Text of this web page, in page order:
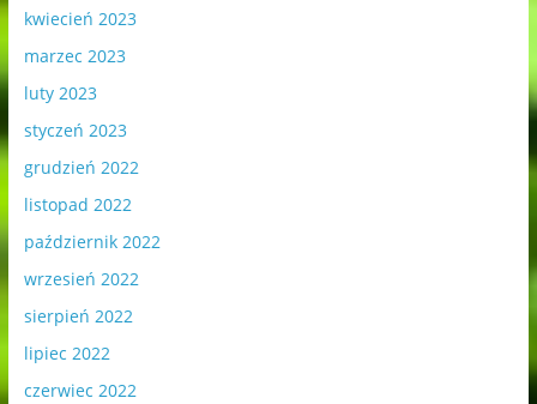
kwiecień 2023
marzec 2023
luty 2023
styczeń 2023
grudzień 2022
listopad 2022
październik 2022
wrzesień 2022
sierpień 2022
lipiec 2022
czerwiec 2022